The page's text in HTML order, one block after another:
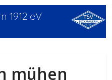
1912 eV
mühen